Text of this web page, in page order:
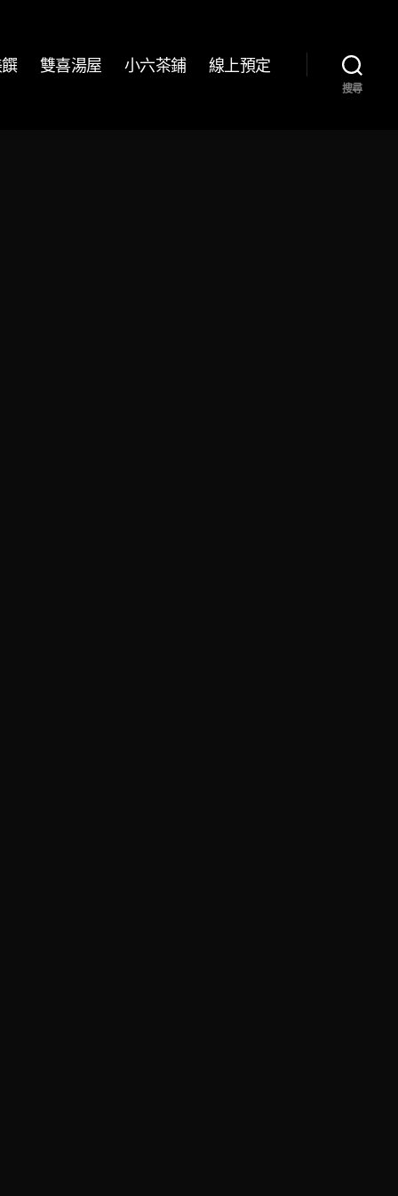
雙喜湯屋 小六茶鋪 線上預定
搜尋